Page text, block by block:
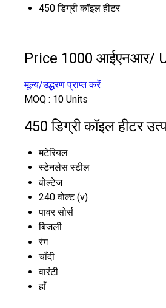
450 डिग्री कॉइल हीटर
Price 1000 आईएनआर/
मूल्य/उद्धरण प्राप्त करें
MOQ : 10 Units
450 डिग्री कॉइल हीटर
मटेरियल
स्टेनलेस स्टील
वोल्टेज
240 वोल्ट (v)
पावर सोर्स
बिजली
रंग
चाँदी
वारंटी
हाँ